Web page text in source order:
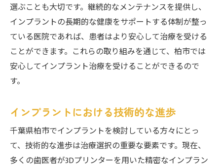
選ぶことも大切です。継続的なメンテナンスを提供し、
インプラントの長期的な健康をサポートする体制が整っ
ている医院であれば、患者はより安心して治療を受ける
ことができます。これらの取り組みを通じて、柏市では
安心してインプラント治療を受けることができるので
す。
インプラントにおける技術的な進歩
千葉県柏市でインプラントを検討している方々にとっ
て、技術的な進歩は治療選択の重要な要素です。現在、
多くの歯医者が3Dプリンターを用いた精密なインプラン